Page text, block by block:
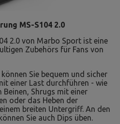
MS-S104 2.0
2.0 von Marbo Sport ist eine
Zubehörs für Fans von
Sie bequem und sicher
einer Last durchführen - wie
Beinen, Shrugs mit einer
oder das Heben der
breiten Untergriff. An den
Sie auch Dips üben.